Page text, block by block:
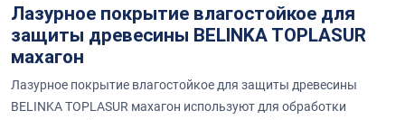
Лазурное покрытие влагостойкое для
защиты древесины BELINKA TOPLASUR
махагон
Лазурное покрытие влагостойкое для защиты древесины
BELINKA TOPLASUR махагон используют для обработки